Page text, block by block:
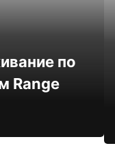
Range